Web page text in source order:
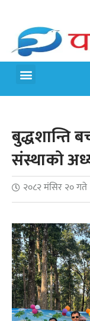
बुद्धशान्ति
संस्थाको
२०८२ मंसिर २० गते